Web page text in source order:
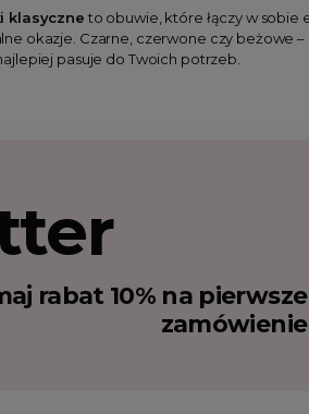
klasyczne to obuwie, które łączy w sobie
okazje. Czarne, czerwone czy beżowe
pasuje do Twoich potrzeb.
rabat 10% na pierwsze
zamówienie